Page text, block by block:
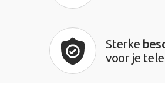
Sterke
voor je